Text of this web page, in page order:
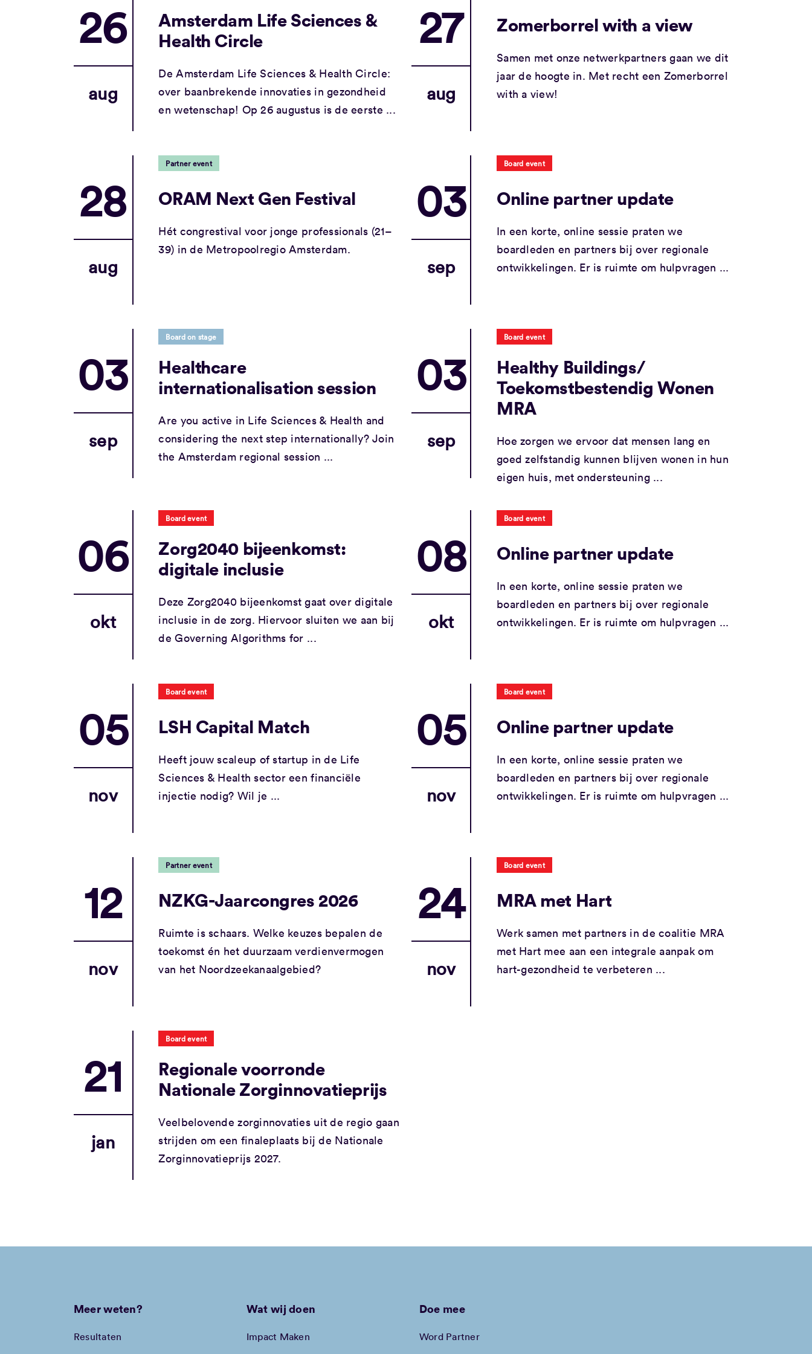
26
aug
Amsterdam Life Sciences &
Health Circle
De Amsterdam Life Sciences & Health Circle:
over baanbrekende innovaties in gezondheid
en wetenschap! Op 26 augustus is de eerste ...
27
aug
Zomerborrel with a view
Samen met onze netwerkpartners gaan we dit
jaar de hoogte in. Met recht een Zomerborrel
with a view!
28
aug
Partner event
ORAM Next Gen Festival
Hét congrestival voor jonge professionals (21–
39) in de Metropoolregio Amsterdam.
03
sep
Board event
Online partner update
In een korte, online sessie praten we
boardleden en partners bij over regionale
ontwikkelingen. Er is ruimte om hulpvragen ...
03
sep
Board on stage
Healthcare
internationalisation session
Are you active in Life Sciences & Health and
considering the next step internationally? Join
the Amsterdam regional session ...
03
sep
Board event
Healthy Buildings/
Toekomstbestendig Wonen
MRA
Hoe zorgen we ervoor dat mensen lang en
goed zelfstandig kunnen blijven wonen in hun
eigen huis, met ondersteuning ...
06
okt
Board event
Zorg2040 bijeenkomst:
digitale inclusie
Deze Zorg2040 bijeenkomst gaat over digitale
inclusie in de zorg. Hiervoor sluiten we aan bij
de Governing Algorithms for ...
08
okt
Board event
Online partner update
In een korte, online sessie praten we
boardleden en partners bij over regionale
ontwikkelingen. Er is ruimte om hulpvragen ...
05
nov
Board event
LSH Capital Match
Heeft jouw scaleup of startup in de Life
Sciences & Health sector een financiële
injectie nodig? Wil je ...
05
nov
Board event
Online partner update
In een korte, online sessie praten we
boardleden en partners bij over regionale
ontwikkelingen. Er is ruimte om hulpvragen ...
12
nov
Partner event
NZKG-Jaarcongres 2026
Ruimte is schaars. Welke keuzes bepalen de
toekomst én het duurzaam verdienvermogen
van het Noordzeekanaalgebied?
24
nov
Board event
MRA met Hart
Werk samen met partners in de coalitie MRA
met Hart mee aan een integrale aanpak om
hart-gezondheid te verbeteren ...
21
jan
Board event
Regionale voorronde
Nationale Zorginnovatieprijs
Veelbelovende zorginnovaties uit de regio gaan
strijden om een finaleplaats bij de Nationale
Zorginnovatieprijs 2027.
Meer weten?
Resultaten
Wat wij doen
Impact Maken
Doe mee
Word Partner